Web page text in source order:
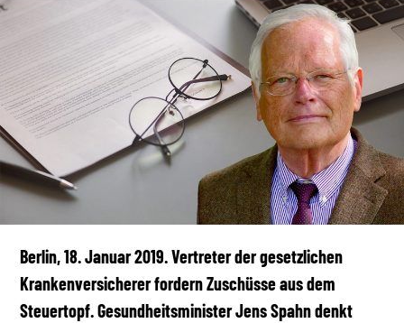
MEDIATHEK
Berlin, 18. Januar 2019. Vertreter der gesetzlichen
Krankenversicherer fordern Zuschüsse aus dem
Steuertopf. Gesundheitsminister Jens Spahn denkt